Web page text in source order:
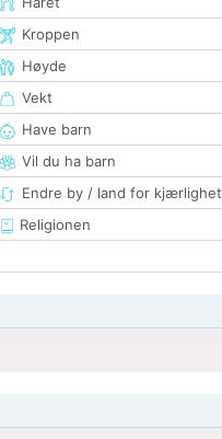
Kroppen
Høyde
Vekt
Have barn
Vil du ha barn
Endre by / land for kjærlighet
Religionen